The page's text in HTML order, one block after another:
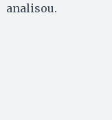
analisou.